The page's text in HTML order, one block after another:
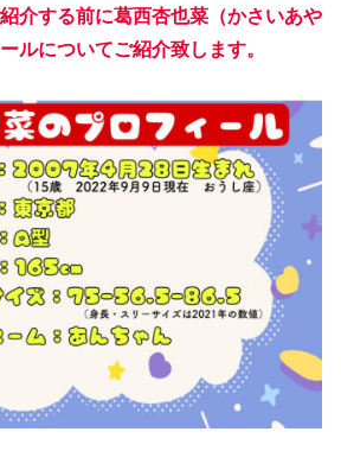
介する前に葛西杏也菜（かさいあや
ルについてご紹介致します。